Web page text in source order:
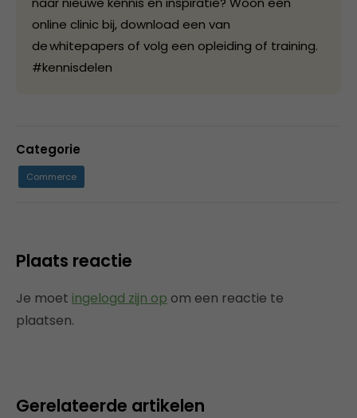
online clinic bij, download een van
de whitepapers of volg een opleiding of training.
#kennisdelen
Categorie
Commerce
Plaats reactie
Je moet ingelogd zijn op om een reactie te
plaatsen.
Gerelateerde artikelen